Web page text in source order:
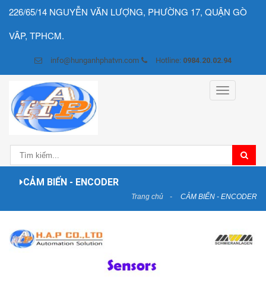
226/65/14 NGUYỄN VĂN LƯỢNG, PHƯỜNG 17, QUẬN GÒ
VÂP, TPHCM.
info@hunganhphatvn.com Hotline: 0984.20.02.94
Toggle
navigation
CẢM BIẾN - ENCODER
Trang chủ CẢM BIẾN - ENCODER